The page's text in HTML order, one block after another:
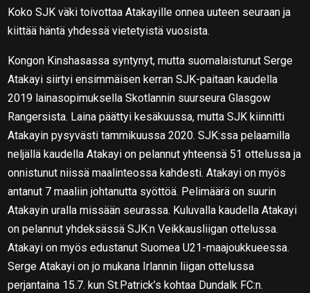
Koko SJK väki toivottaa Atakayille onnea uuteen seuraan ja
kiittää häntä yhdessä vietetyistä vuosista.
Kongon Kinshasassa syntynyt, mutta suomalaistunut Serge
Atakayi siirtyi ensimmäisen kerran SJK-paitaan kaudella
2019 lainasopimuksella Skotlannin suurseura Glasgow
Rangersista. Laina päättyi kesäkuussa, mutta SJK kiinnitti
Atakayin pysyvästi tammikuussa 2020. SJK:ssa pelaamilla
neljällä kaudella Atakayi on pelannut yhteensä 51 ottelussa ja
onnistunut niissä maalinteossa kahdesti. Atakayi on myös
antanut 7 maaliin johtanutta syöttöä. Pelimäärä on suurin
Atakayin uralla missään seurassa. Kuluvalla kaudella Atakayi
on pelannut yhdeksässä SJK:n Veikkausliigan ottelussa.
Atakayi on myös edustanut Suomea U21-maajoukkueessa.
Serge Atakayi on jo mukana Irlannin liigan ottelussa
perjantaina 15.7. kun St.Patrick’s kohtaa Dundalk FC:n.